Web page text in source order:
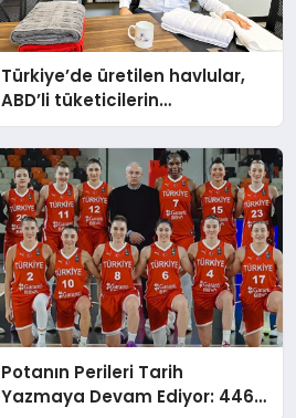
Türkiye’de üretilen havlular,
ABD’li tüketicilerin
banyosunda baş kahraman
oluyor
Potanın Perileri Tarih
Yazmaya Devam Ediyor: 446.